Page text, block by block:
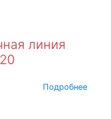
линия
Подробнее